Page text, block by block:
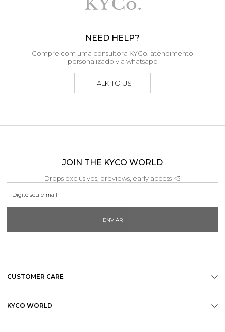
NEED HELP?
Compre com uma consultora KYCo. atendimento
personalizado via whatsapp
TALK TO US
JOIN THE KYCO WORLD
Drops exclusivos, previews, early access <3
ENVIAR
CUSTOMER CARE
KYCO WORLD